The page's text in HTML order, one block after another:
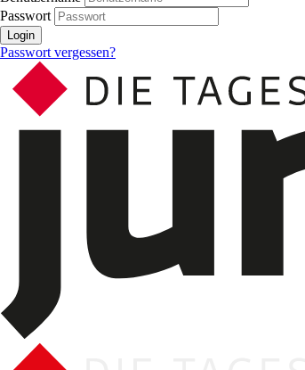
Passwort
Login
Passwort vergessen?